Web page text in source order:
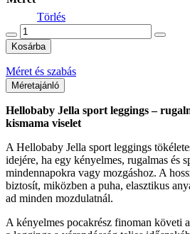
Törlés
Jella
Sport
Legging
mennyiség
Kosárba
Méret és szabás
Méretajánló
Hellobaby Jella sport leggings –
kismama viselet
A Hellobaby Jella sport leggings
idejére, ha egy kényelmes, rugalmas és
mindennapokra vagy mozgáshoz. A
biztosít, miközben a puha, elasztikus
ad minden mozdulatnál.
A kényelmes pocakrész finoman követi